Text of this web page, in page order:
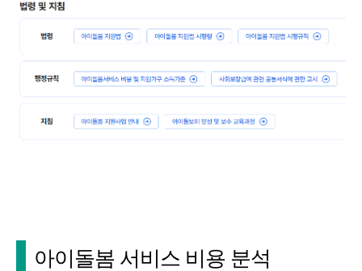
아이돌봄 서비스 비용 분석